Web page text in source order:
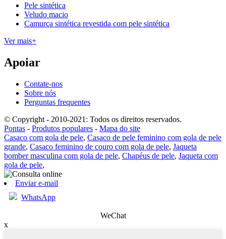
Pele sintética
Veludo macio
Camurça sintética revestida com pele sintética
Ver mais+
Apoiar
Contate-nos
Sobre nós
Perguntas frequentes
© Copyright - 2010-2021: Todos os direitos reservados.
Pontas - Produtos populares - Mapa do site
Casaco com gola de pele, Casaco de pele feminino com gola de pele
grande, Casaco feminino de couro com gola de pele, Jaqueta
bomber masculina com gola de pele, Chapéus de pele, Jaqueta com
gola de pele,
Enviar e-mail
WhatsApp
WeChat
x